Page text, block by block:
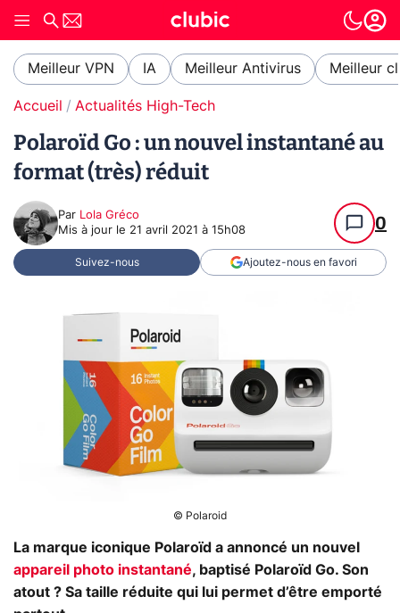
Meilleur VPN IA Meilleur Antivirus Meilleur
Accueil Actualités High-Tech
Polaroïd Go : un nouvel instantané au
format (très) réduit
Par Lola Gréco
Mis à jour le 21 avril 2021 à 15h08 0
Suivez-nous Ajoutez-nous en favori
© Polaroid
La marque iconique Polaroïd a annoncé un nouvel
appareil photo instantané, baptisé Polaroïd Go. Son
atout ? Sa taille réduite qui lui permet d’être emporté